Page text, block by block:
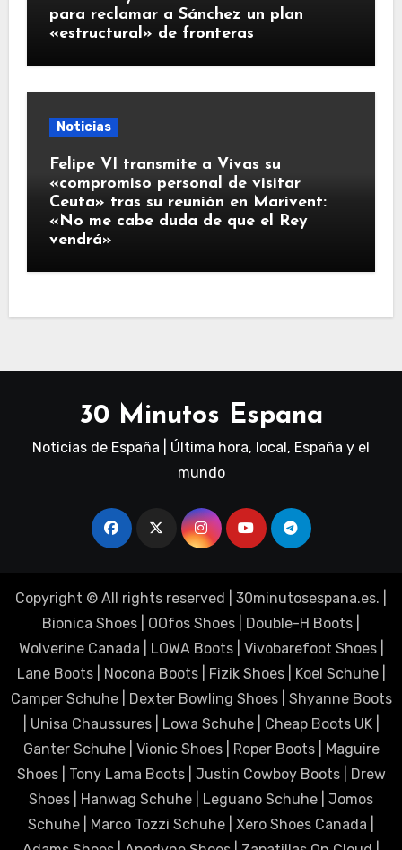
para reclamar a Sánchez un plan
«estructural» de fronteras
Noticias
Felipe VI transmite a Vivas su
«compromiso personal de visitar
Ceuta» tras su reunión en Marivent:
«No me cabe duda de que el Rey
vendrá»
30 Minutos Espana
Noticias de España | Última hora, local, España y el
mundo
Copyright © All rights reserved 30minutosespana.es. |
Bionica Shoes
OOfos Shoes Double-H Boots
Wolverine Canada
LOWA Boots| Vivobarefoot Shoes|
Lane Boots| Nocona Boots| Fizik Shoes| Koel Schuhe|
Camper Schuhe| Dexter Bowling Shoes| Shyanne Boots
Unisa Chaussures| Lowa Schuhe| Cheap Boots UK
Ganter Schuhe
Vionic Shoes| Roper Boots| Maguire
Shoes| Tony Lama Boots| Justin Cowboy Boots| Drew
Shoes
Hanwag Schuhe Leguano Schuhe
Jomos
Schuhe
Marco Tozzi Schuhe Xero Shoes Canada